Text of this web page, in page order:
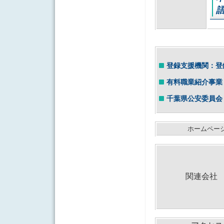
語
登録支援機関：登
有料職業紹介事
千葉県公安委員
ホームペ
関連会